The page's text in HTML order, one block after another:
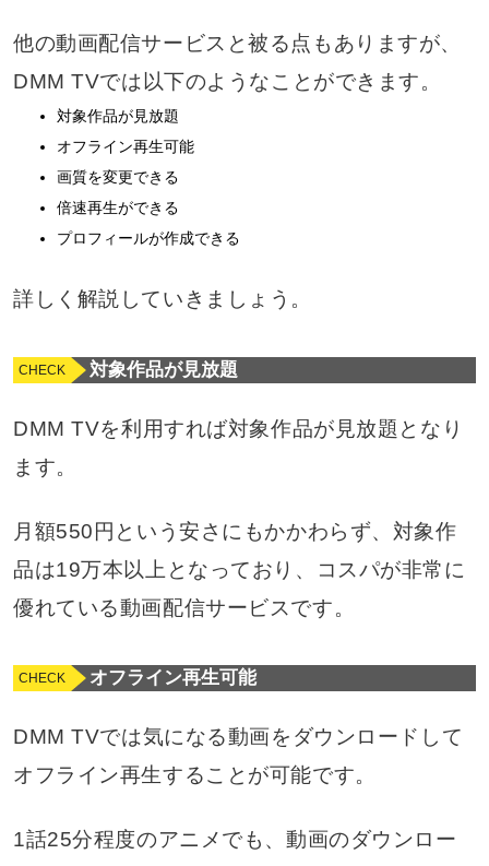
他の動画配信サービスと被る点もありますが、
DMM TVでは以下のようなことができます。
対象作品が見放題
オフライン再生可能
画質を変更できる
倍速再生ができる
プロフィールが作成できる
詳しく解説していきましょう。
対象作品が見放題
DMM TVを利用すれば対象作品が見放題となり
ます。
月額550円という安さにもかかわらず、対象作
品は19万本以上となっており、コスパが非常に
優れている動画配信サービスです。
オフライン再生可能
DMM TVでは気になる動画をダウンロードして
オフライン再生することが可能です。
1話25分程度のアニメでも、動画のダウンロー